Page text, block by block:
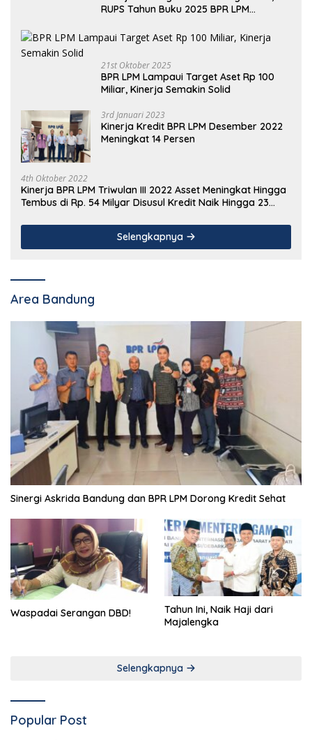
RUPS Tahun Buku 2025 BPR LPM
Kinerja
21st Oktober 2025
BPR LPM Lampaui Target Aset Rp 100
Miliar, Kinerja Semakin Solid
3rd Januari 2023
Kinerja Kredit BPR LPM Desember 2022
Meningkat 14 Persen
4th Oktober 2022
Kinerja BPR LPM Triwulan III 2022 Asset Meningkat Hingga
Tembus di Rp. 54 Milyar Disusul Kredit Naik Hingga 23
Selengkapnya
Area Bandung
Sinergi Askrida Bandung dan BPR LPM Dorong Kredit Sehat
Waspadai Serangan DBD!
Tahun Ini, Naik Haji dari
Majalengka
Selengkapnya
Popular Post